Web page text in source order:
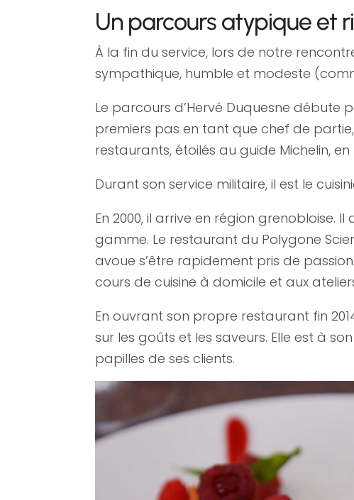
Un parcours atypique et
À la fin du service, lors de notre
sympathique, humble et modeste
Le parcours d’Hervé Duquesne débute
premiers pas en tant que chef de
restaurants, étoilés au guide Michelin,
Durant son service militaire, il est le
En 2000, il arrive en région grenobloise.
gamme. Le restaurant du Polygone
avoue s’être rapidement pris de
cours de cuisine à domicile et aux
En ouvrant son propre restaurant fin
sur les goûts et les saveurs. Elle est à
papilles de ses clients.